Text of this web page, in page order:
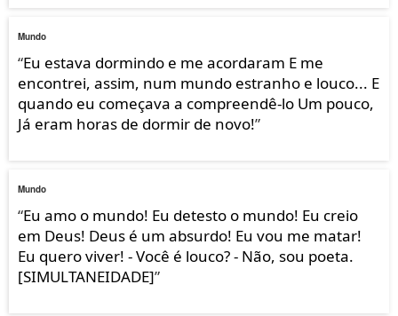
Mundo
“Eu estava dormindo e me acordaram E me
encontrei, assim, num mundo estranho e louco... E
quando eu começava a compreendê-lo Um pouco,
Já eram horas de dormir de novo!”
Mundo
“Eu amo o mundo! Eu detesto o mundo! Eu creio
em Deus! Deus é um absurdo! Eu vou me matar!
Eu quero viver! - Você é louco? - Não, sou poeta.
[SIMULTANEIDADE]”